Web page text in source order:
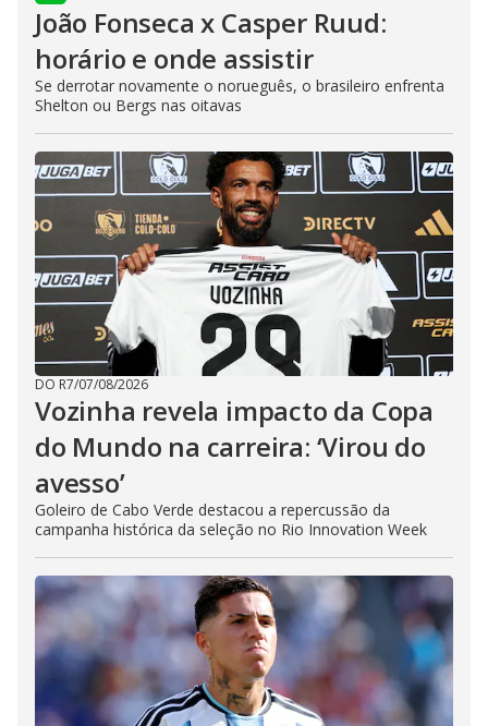
João Fonseca x Casper Ruud:
horário e onde assistir
Se derrotar novamente o norueguês, o brasileiro enfrenta
Shelton ou Bergs nas oitavas
DO R7/07/08/2026
Vozinha revela impacto da Copa
do Mundo na carreira: ‘Virou do
avesso’
Goleiro de Cabo Verde destacou a repercussão da
campanha histórica da seleção no Rio Innovation Week